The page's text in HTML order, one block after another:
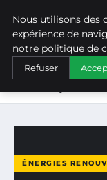
ACCUEIL
G7
ÉNERGIES
Nous utilisons des
expérience de
notre politique de
Refuser